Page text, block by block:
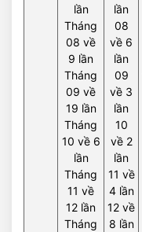
lần
Tháng
08 về
9 lần
Tháng
09 về
19 lần
Tháng
10 về 6
lần
Tháng
11 về
12 lần
Tháng
lần
08
về 6
lần
09
về 3
lần
10
về 2
lần
11 về
4 lần
12 về
8 lần